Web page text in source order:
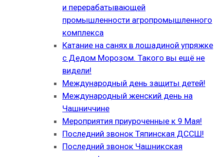
и перерабатывающей
промышленности агропромышленного
комплекса
Катание на санях в лошадиной упряжке
с Дедом Морозом. Такого вы ещё не
видели!
Международный день защиты детей!
Международный женский день на
Чашниччине
Мероприятия приуроченные к 9 Мая!
Последний звонок Тяпинская ДССШ!
Последний звонок Чашникская